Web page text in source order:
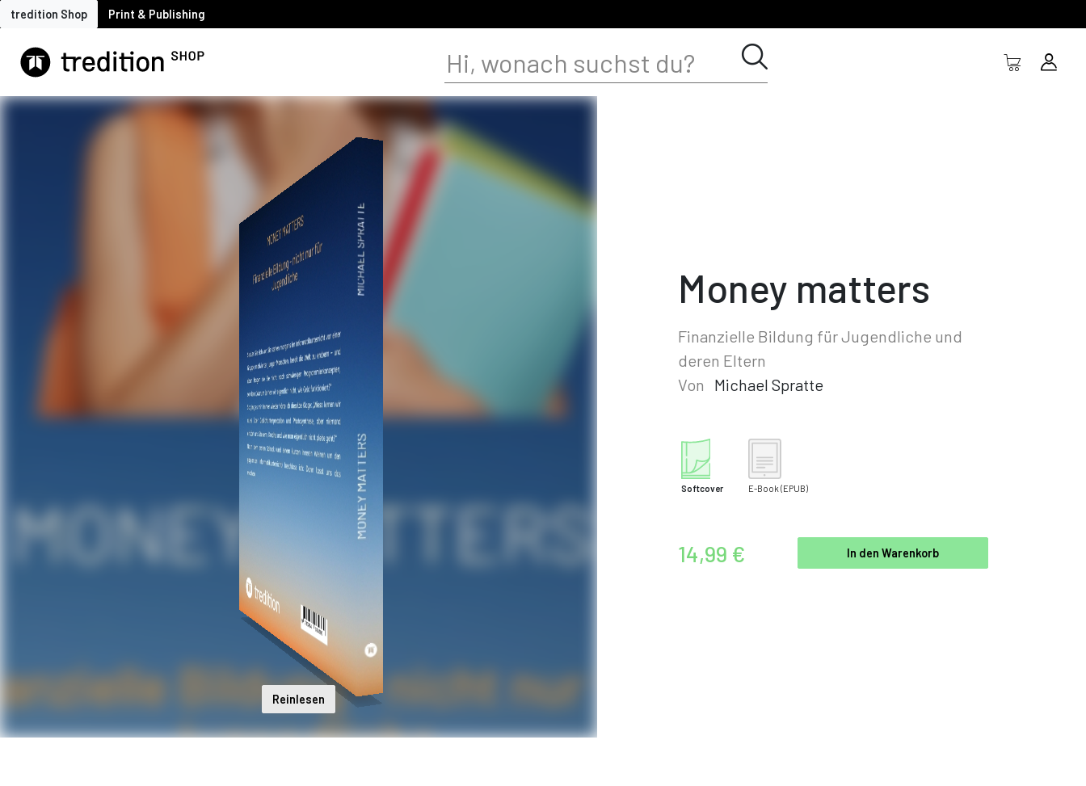
tredition Shop Print & Publishing
Reinlesen
Money matters
Finanzielle Bildung für Jugendliche und
deren Eltern
Von
Michael Spratte
Softcover E-Book (EPUB)
14,99 € In den Warenkorb